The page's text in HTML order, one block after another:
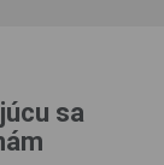
sa